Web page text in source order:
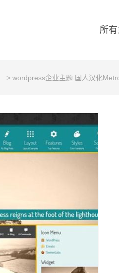
所
> wordpress企业主题:国人汉化